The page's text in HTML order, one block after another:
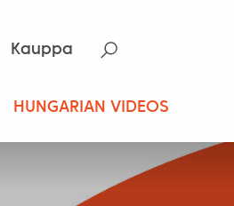
Kauppa
HUNGARIAN VIDEOS